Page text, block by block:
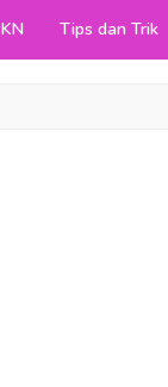
Tips dan Trik